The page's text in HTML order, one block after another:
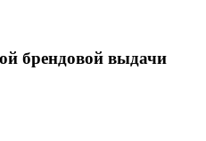
брендовой выдачи